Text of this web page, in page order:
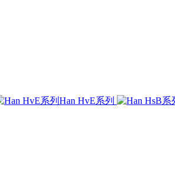
Han HvE系列